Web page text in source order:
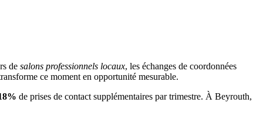
de salons professionnels locaux, les échanges de coordonnées
ce moment en opportunité mesurable.
% de prises de contact supplémentaires par trimestre. À Beyrouth,